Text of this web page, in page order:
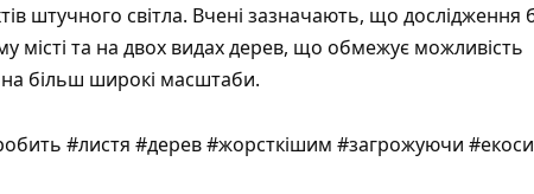
штучного світла. Вчені зазначають, що дослідження
місті та на двох видах дерев, що обмежує можливість
на більш широкі масштаби.
#листя #дерев #жорсткішим #загрожуючи